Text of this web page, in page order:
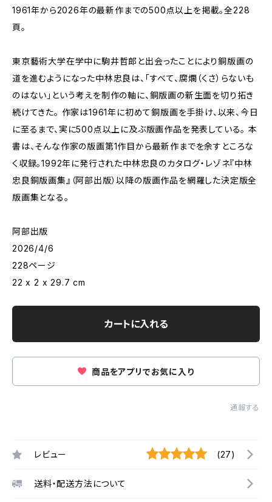
1961年から2026年の最新作までの500点以上を掲載。全228
頁。
東京藝術大学在学中に駒井哲郎と出会ったことにより銅版画の
道を進むようになった中林忠良は、「すべて、腐爛（くさ）らないも
のはない」という考えを制作の軸に、銅版画の新生面を切り拓き
続けてきた。 作家は1961年に初めて銅版画を手掛け、以来、今日
に至るまで、実に500点以上に及ぶ版画作品を発表している。 本
書は、そんな作家の版画第1作目から最新作までを余すところな
く収録。1992年に発行された中林忠良のカタログ・レゾネ『中林
忠良銅版画集』（阿部出版）以降の版画作品を網羅した決定版全
版画集となる。
阿部出版
2026/4/6
228ページ
22 x 2 x 29.7 cm
カートに入れる
商品をアプリでお気に入り
通報する
レビュー (27)
送料・配送方法について